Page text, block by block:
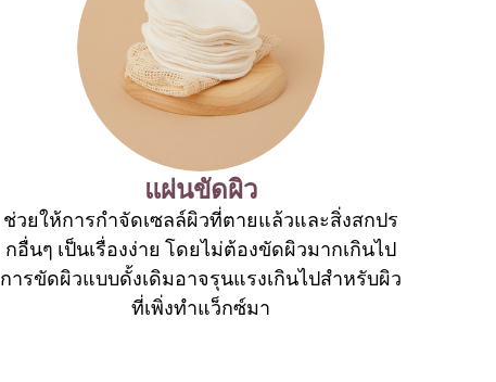
แผ่นขัดผิว
ช่วยให้การกำจัดเซลล์ผิวที่ตายแล้วและสิ่งสกปร
กอื่นๆ เป็นเรื่องง่าย โดยไม่ต้องขัดผิวมากเกินไป
การขัดผิวแบบดั้งเดิมอาจรุนแรงเกินไปสำหรับผิว
ที่เพิ่งทำแว็กซ์มา